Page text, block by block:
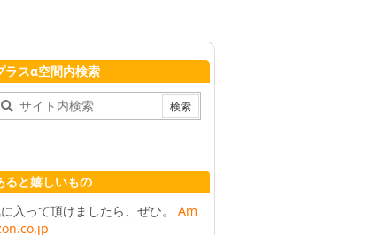
ラスα空間内検索
ると嬉しいもの
入って頂けましたら、ぜひ。 Am